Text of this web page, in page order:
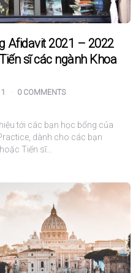
Afidavit 2021 – 2022
sĩ các ngành Khoa
0 COMMENTS
tới các bạn học bổng của
dành cho các bạn
Tiến sĩ…